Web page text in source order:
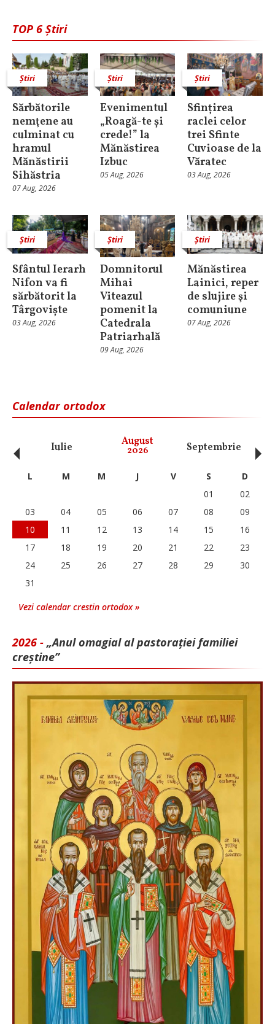
TOP 6 Știri
Știri
Sărbătorile
nemţene au
culminat cu
hramul
Mănăstirii
Sihăstria
07 Aug, 2026
Știri
Evenimentul
„Roagă-te și
crede!” la
Mănăstirea
Izbuc
05 Aug, 2026
Știri
Sfințirea
raclei celor
trei Sfinte
Cuvioase de la
Văratec
03 Aug, 2026
Știri
Sfântul Ierarh
Nifon va fi
sărbătorit la
Târgoviște
03 Aug, 2026
Știri
Domnitorul
Mihai
Viteazul
pomenit la
Catedrala
Patriarhală
09 Aug, 2026
Știri
Mănăstirea
Lainici, reper
de slujire şi
comuniune
07 Aug, 2026
Calendar ortodox
Iulie August
2026 Septembrie
‹ L M M J V S
D
01
02
03
04 05 06 07 08
09
10
11 12 13 14 15
16
17
18 19 20 21 22
23
24
25 26 27 28 29
30
31
Vezi calendar crestin ortodox »
2026 - „Anul omagial al pastorației familiei
creștine”